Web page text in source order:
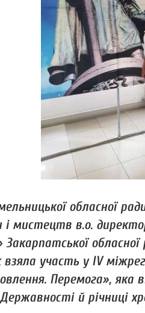
обласної
мистецтв в.о.
участь у IV
Перемога», яка
й річниці